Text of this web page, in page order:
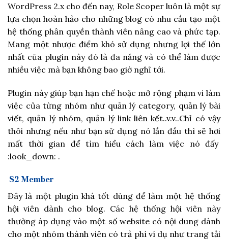
WordPress 2.x cho đến nay, Role Scoper luôn là một sự
lựa chọn hoàn hảo cho những blog có nhu cầu tạo một
hệ thống phân quyền thành viên nâng cao và phức tạp.
Mang một nhược điểm khó sử dụng nhưng lợi thế lớn
nhất của plugin này đó là đa năng và có thể làm được
nhiều việc mà bạn không bao giờ nghĩ tới.
Plugin này giúp bạn hạn chế hoặc mở rộng phạm vi làm
việc của từng nhóm như quản lý category, quản lý bài
viết, quản lý nhóm, quản lý link liên kết..v.v..Chỉ có vậy
thôi nhưng nếu như bạn sử dụng nó lần đầu thì sẽ hơi
mất thời gian để tìm hiểu cách làm việc nó đấy
:look_down: .
S2 Member
Đây là một plugin khá tốt dùng để làm một hệ thống
hội viên dành cho blog. Các hệ thống hội viên này
thường áp dụng vào một số website có nội dung dành
cho một nhóm thành viên có trả phí ví dụ như trang tải